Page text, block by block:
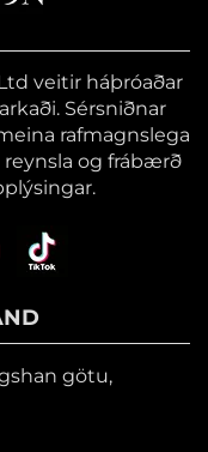
veitir háþróaðar
Sérsniðnar
rafmagnslega
reynsla og frábærð
götu,